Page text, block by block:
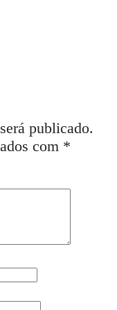
publicado.
com *